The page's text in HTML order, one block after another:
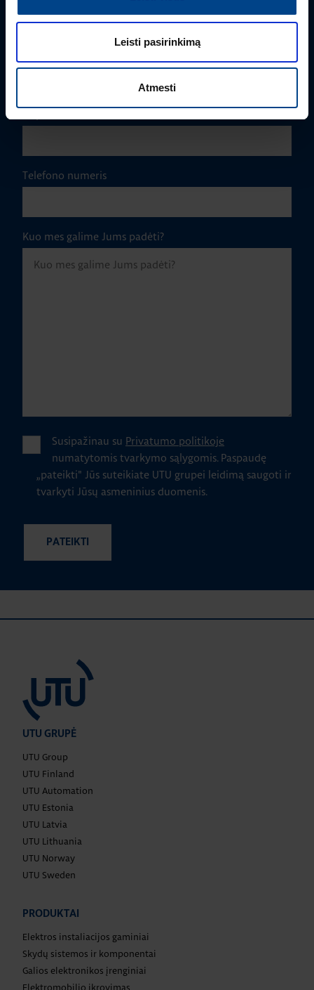
Leisti pasirinkimą
Atmesti
Telefono numeris
Kuo mes galime Jums padėti?
Susipažinau su Privatumo politikoje
numatytomis tvarkymo sąlygomis. Paspaudę
„pateikti" Jūs suteikiate UTU grupei leidimą saugoti ir
tvarkyti Jūsų asmeninius duomenis.
UTU GRUPĖ
UTU Group
UTU Finland
UTU Automation
UTU Estonia
UTU Latvia
UTU Lithuania
UTU Norway
UTU Sweden
PRODUKTAI
Elektros instaliacijos gaminiai
Skydų sistemos ir komponentai
Galios elektronikos įrenginiai
Elektromobilio įkrovimas